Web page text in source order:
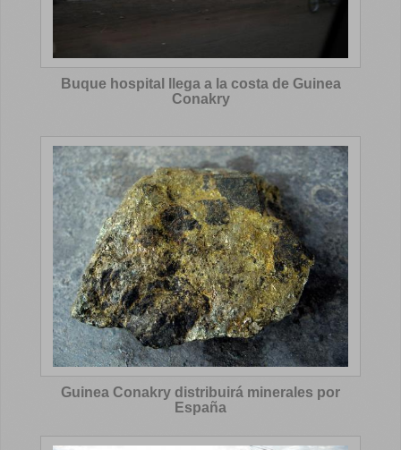
Buque hospital llega a la costa de Guinea
Conakry
Guinea Conakry distribuirá minerales por
España